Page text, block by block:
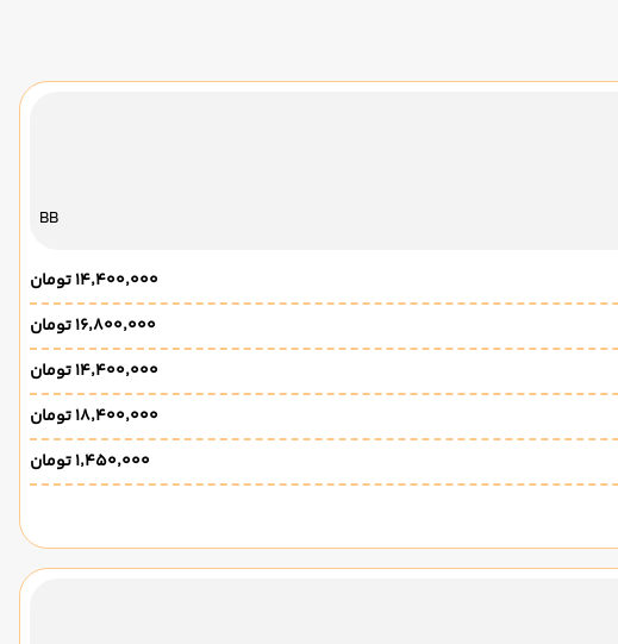
BB
۱۴٬۴۰۰٬۰۰۰ تومان
۱۶٬۸۰۰٬۰۰۰ تومان
۱۴٬۴۰۰٬۰۰۰ تومان
۱۸٬۴۰۰٬۰۰۰ تومان
۱٬۴۵۰٬۰۰۰ تومان